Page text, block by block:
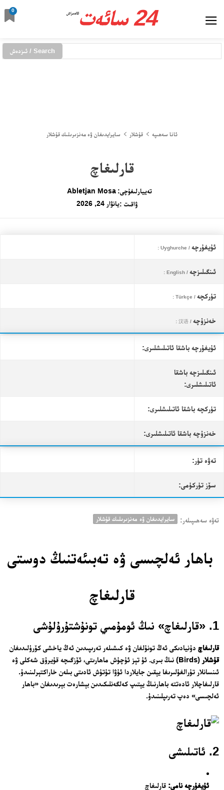
24 سائەت ئالدىراش
0
Search / ئىزدەش
ئانا سەھىپە قۇشلار سايرايدىغان ۋە مەنزىرىلىك قۇشلار
قارلىغاچ
تەييارلىغۇچى: Abletjan Mosa
ۋاقىت :يانۋار 24, 2026
ئۇيغۇرچە / Uyghurche :
ئىنگىلىزچە / English :
تۈركچە / Türkçe :
خەنزۇچە / 汉语 :
ئۇيغۇرچە باشقا ئاتىلىشلىرى:
ئىنگىلىزچە باشقا
ئاتىلىشلىرى:
تۈركچە باشقا ئاتىلىشلىرى:
خەنزۇچە باشقا ئاتىلىشلىرى:
تەۋە تۈر:
سۆز تۈركۈمى:
تەۋە سەھىپىلەر: سايرايدىغان ۋە مەنزىرىلىك قۇشلار
باھار ئەلچىسى ۋە تەبىئەتنىڭ دوستى
قارلىغاچ
1. «قارلىغاچ» نىڭ ئومۇمىي تونۇشتۇرۇلۇشى
قارلىغاچ دۇنيادىكى ئەڭ تونۇلغان ۋە كىشىلەر تەرىپىدىن ئەڭ ياخشى كۆرۈلىدىغان
قۇشلار
(Birds) نىڭ بىرى. ئۇ تېز ئۇچۇش ماھارىتى، ئۆزگىچە قۇيرۇق شەكلى ۋە
ئىنسانلار تۇرالغۇلىرىغا يېقىن جايلاردا ئۇۋا تۇتۇش ئادىتى بىلەن خاراكتېرلىنىدۇ.
قارلىغاچلار ئادەتتە باھارنىڭ يېتىپ كەلگەنلىكىدىن بېشارەت بېرىدىغان «باھار
ئەلچىسى» دەپ تەرىپلىنىدۇ.
2. ئاتىلىشى
ئۇيغۇرچە نامى: قارلىغاچ